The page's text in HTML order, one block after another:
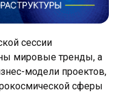
сессии
мировые тренды, а
модели проектов,
сферы